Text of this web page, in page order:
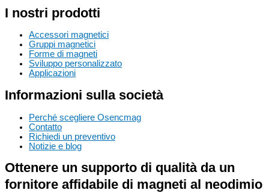
I nostri prodotti
Accessori magnetici
Gruppi magnetici
Forme di magneti
Sviluppo personalizzato
Applicazioni
Informazioni sulla società
Perché scegliere Osencmag
Contatto
Richiedi un preventivo
Notizie e blog
Ottenere un supporto di qualità da un
fornitore affidabile di magneti al neodimio